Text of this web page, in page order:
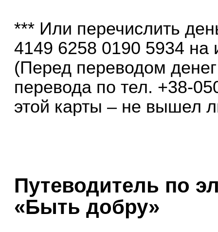
*** Или перечислить
4149 6258 0190 5934 на
(Перед переводом
перевода по тел. +38-
этой карты – не вышел
Путеводитель по
«Быть добру»